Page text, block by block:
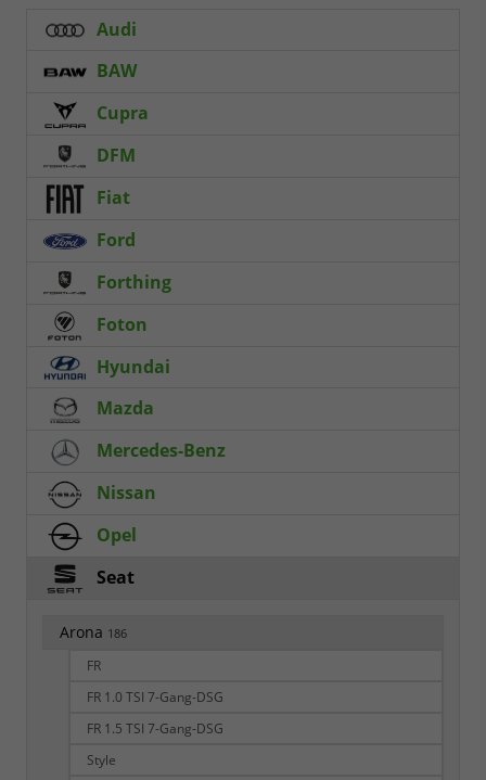
Audi
BAW
Cupra
DFM
Fiat
Ford
Forthing
Foton
Hyundai
Mazda
Mercedes-Benz
Nissan
Opel
Seat
Arona 186
FR
FR 1.0 TSI 7-Gang-DSG
FR 1.5 TSI 7-Gang-DSG
Style